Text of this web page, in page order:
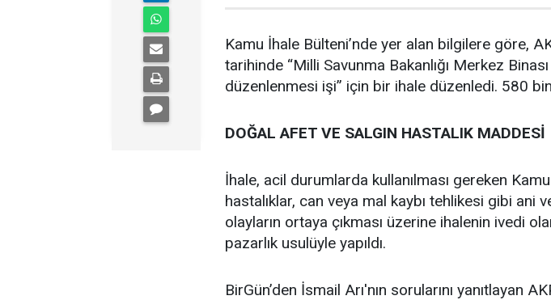
Kamu İhale Bülteni’nde yer alan bilgilere göre,
tarihinde “Milli Savunma Bakanlığı Merkez
düzenlenmesi işi” için bir ihale düzenledi. 580
DOĞAL AFET VE SALGIN HASTALIK MADDESİ
İhale, acil durumlarda kullanılması gereken
hastalıklar, can veya mal kaybı tehlikesi gibi
olayların ortaya çıkması üzerine ihalenin ivedi
pazarlık usulüyle yapıldı.
BirGün’den İsmail Arı'nın sorularını yanıtlayan